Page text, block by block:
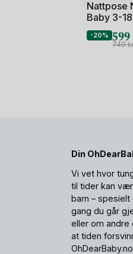
Nattpose
Baby 3-
-20% 599
749
Din
Vi vet hvor
til tider kan
barn –
gang du går
eller om
at tiden